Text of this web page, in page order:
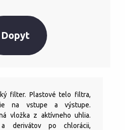
Dopyt
filter. Plastové telo filtra,
na vstupe a výstupe.
vložka z aktívneho uhlia.
derivátov po chlorácii,